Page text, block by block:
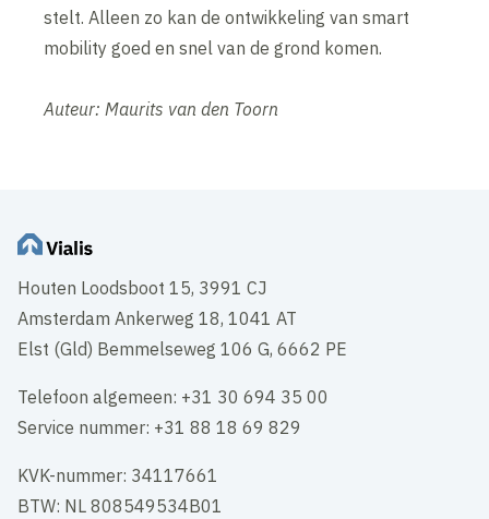
stelt. Alleen zo kan de ontwikkeling van smart
mobility goed en snel van de grond komen.
Auteur: Maurits van den Toorn
Houten Loodsboot 15, 3991 CJ
Amsterdam Ankerweg 18, 1041 AT
Elst (Gld) Bemmelseweg 106 G, 6662 PE
Telefoon algemeen: +31 30 694 35 00
Service nummer: +31 88 18 69 829
KVK-nummer: 34117661
BTW: NL 808549534B01